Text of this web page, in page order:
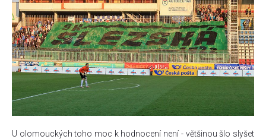
U olomouckých toho moc k hodnocení není - většinou šlo slyšet